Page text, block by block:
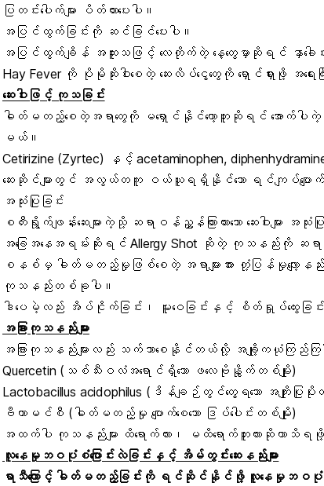
ပြတင်းပေါက်များ ပိတ်ထားပေးပါ။
အပြင်ထွက်ခြင်းကို ဆင်ခြင်ပေးပါ။
အပြင်ထွက်ချိန် အထူးသဖြင့် လေတိုက်တဲ့ နေ့တွေမှာဆိုရင် နှာခေါင်း
Hay Fever ကို ပိုမိုဆိုးဝါးစေတဲ့ ဆေးလိပ်ငွေ့တွေကို ရှောင်ရှားဖို့ အရေး
ဆေးဝါးဖြင့် ကုသခြင်း
ဓါတ်မတည့်စေတဲ့အရာတွေကို မရှောင်နိုင်တော့ဘူးဆိုရင် အောက်
မယ်။
Cetirizine (Zyrtec) နှင့် acetaminophen,
ဆေးဆိုင်များတွင် အလွယ်တကူ ဝယ်ယူရရှိနိုင်သော ရင်ကျပ်ပျောက်ဆေးနှ
အသုံးပြုခြင်း
စတီးရွိုက်ဖျန်းဆေးများကဲ့သို့ ဆရာဝန်ညွှန်ကြားထားသော ဆေးဝါးများ အသုံးပ
အခြေအနေအရမ်းဆိုးရင် Allergy Shot ဆိုတဲ့ ကုသနည်းကို ဆ
စနစ်မှ ဓါတ်မတည့်မှုဖြစ်စေတဲ့ အရာများအား တုံ့ပြန်မှုလျော့န
ကုသနည်းတစ်ခုပါ။
ဒါပေမဲ့လည်း အိပ်ငိုက်ခြင်း၊ မူးဝေခြင်းနှင့် စိတ်ရှုပ်ထွေးခြင်
အခြားကုသနည်းများ
အခြားကုသနည်းများလည်း သက်သာစေနိုင်တယ်လို့ အချို့ကယုံကြည်က
Quercetin (သစ်သီးဝလံအရောင်ရှိသော ဖလေဗိုနွိုက်တစ်မျိုး)
Lactobacillus acidophilus (ဒိန်ချဉ်တွင်တွေ့ရသော အကျိုးပြုပိုး
ဗီတာမင်စီ (ဓါတ်မတည့်မှု ပျောက်စေသော ဒြပ်ပေါင်းတစ်မျိုး)
အထက်ပါ ကုသနည်းများ ထိရောက်လား၊ မထိရောက်ဘူးလားဆိုတာ
လူနေမှုဘဝပုံစံပြောင်းလဲခြင်းနှင့် အိမ်တွင်းဆေးနည်းများ
ရာသီကြောင့် ဓါတ်မတည့်ခြင်းကို ရင်ဆိုင်နိုင်ဖို့ လူနေမှုဘဝပုံစံပ